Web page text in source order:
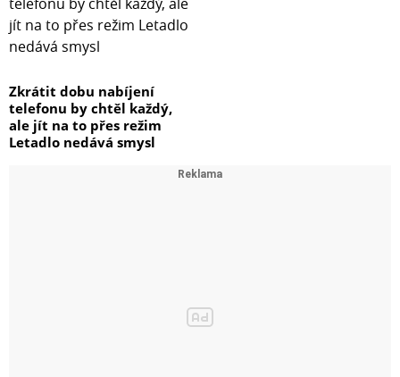
Zkrátit dobu nabíjení
telefonu by chtěl každý,
ale jít na to přes režim
Letadlo nedává smysl